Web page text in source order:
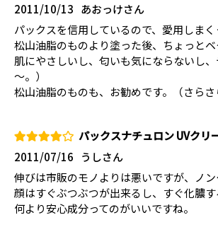
あおっけさん
2011/10/13
パックスを信用しているので、愛用しまく
松山油脂のものより塗った後、ちょっと
肌にやさしいし、匂いも気にならないし
～。）
松山油脂のものも、お勧めです。（さらさ
パックスナチュロン UVクリ
うしさん
2011/07/16
伸びは市販のモノよりは悪いですが、ノ
顔はすぐぶつぶつが出来るし、すぐ化膿
何より安心成分ってのがいいですね。